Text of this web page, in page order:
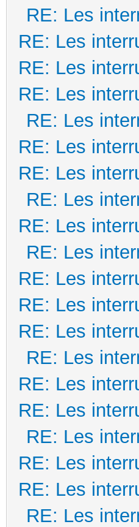
RE: Les
RE: Les
RE: Les
RE: Les
RE: Les
RE: Les
RE: Les
RE: Les
RE: Les
RE: Les
RE: Les
RE: Les
RE: Les
RE: Les
RE: Les
RE: Les
RE: Les
RE: Les
RE: Les
RE: Les